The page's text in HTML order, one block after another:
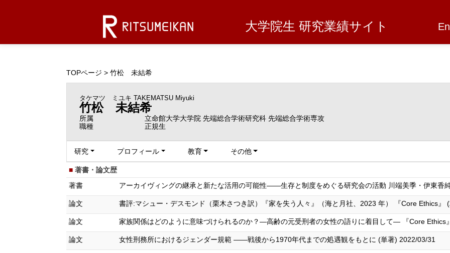
大学院生 研究業績サイト
TOPページ > 竹松 未結希
タケマツ ミユキ TAKEMATSU Miyuki
竹松 未結希
所属
立命館大学大学院 先端総合学術研究科 先端総合学術専攻
職種
正規生
研究 プロフィール 教育 その他
著書・論文歴
著書
アーカイヴィングの継承と新たな活用の可能性――生存と制度をめぐる研究会の活動 川端美季・伊東香
論文 書評:マシュー・デスモンド（栗木さつき訳）『家を失う人々』（海と月社、2023 年） 『Core Ethics
論文 家族関係はどのように意味づけられるのか？―高齢の元受刑者の女性の語りに着目して― 『Core Ethics
論文 女性刑務所におけるジェンダー規範 ――戦後から1970年代までの処遇観をもとに (単著) 2022/03/31